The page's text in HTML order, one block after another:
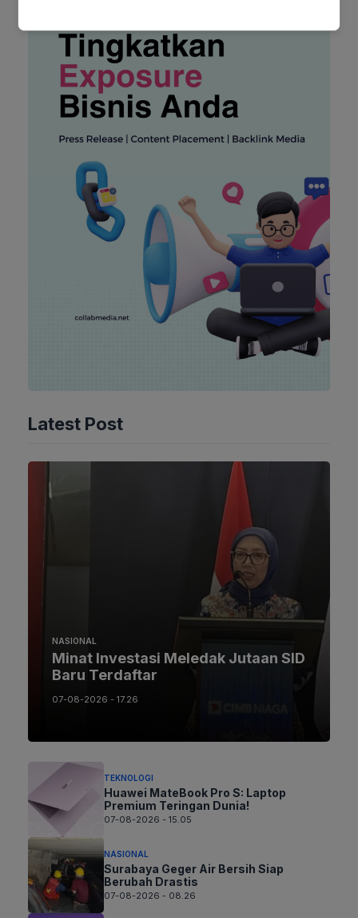
Latest Post
NASIONAL
Minat Investasi Meledak Jutaan SID
Baru Terdaftar
07-08-2026 - 17.26
TEKNOLOGI
Huawei MateBook Pro S: Laptop
Premium Teringan Dunia!
07-08-2026 - 15.05
NASIONAL
Surabaya Geger Air Bersih Siap
Berubah Drastis
07-08-2026 - 08.26